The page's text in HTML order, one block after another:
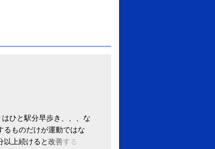
ひと駅分早歩き、、、な
るものだけが運動ではな
上続けると改善する、